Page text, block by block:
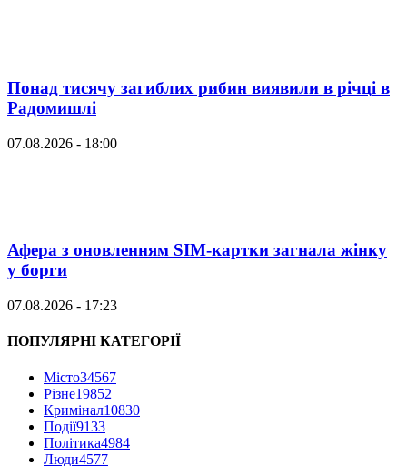
Понад тисячу загиблих рибин виявили в річці в
Радомишлі
07.08.2026 - 18:00
Афера з оновленням SIM-картки загнала жінку
у борги
07.08.2026 - 17:23
ПОПУЛЯРНІ КАТЕГОРІЇ
Місто34567
Різне19852
Кримінал10830
Події9133
Політика4984
Люди4577